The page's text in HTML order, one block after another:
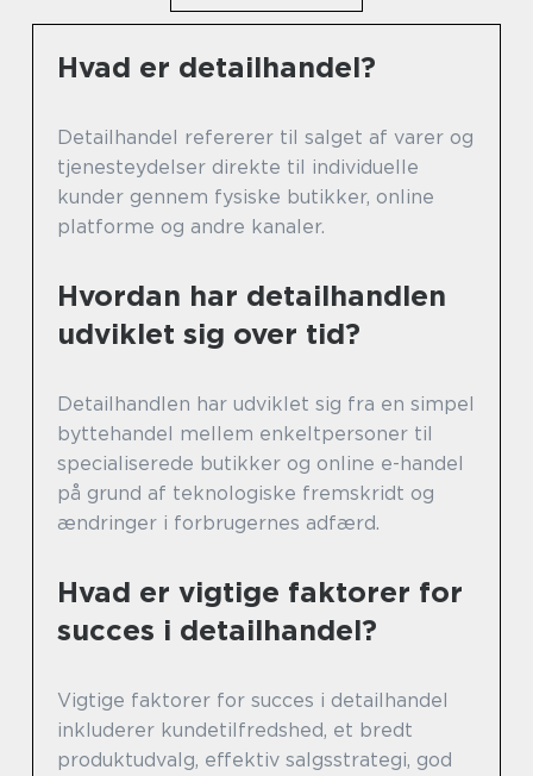
Hvad er detailhandel?
Detailhandel refererer til salget af varer og
tjenesteydelser direkte til individuelle
kunder gennem fysiske butikker, online
platforme og andre kanaler.
Hvordan har detailhandlen
udviklet sig over tid?
Detailhandlen har udviklet sig fra en simpel
byttehandel mellem enkeltpersoner til
specialiserede butikker og online e-handel
på grund af teknologiske fremskridt og
ændringer i forbrugernes adfærd.
Hvad er vigtige faktorer for
succes i detailhandel?
Vigtige faktorer for succes i detailhandel
inkluderer kundetilfredshed, et bredt
produktudvalg, effektiv salgsstrategi, god